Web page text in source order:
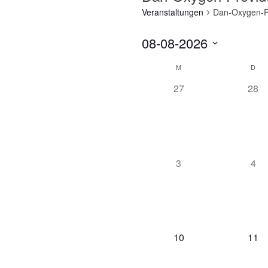
Veranstaltungen Dan-Oxygen-
08-08-2026
Kalender
M D
0
27
0
28
0
3
0
4
0
10
0
11